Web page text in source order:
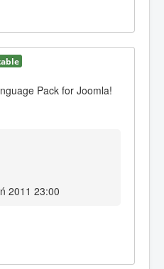
Pack for Joomla!
2011 23:00